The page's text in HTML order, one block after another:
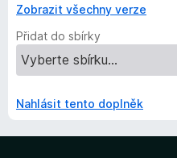
Zobrazit všechny verze
Přidat do sbírky
Nahlásit tento doplněk